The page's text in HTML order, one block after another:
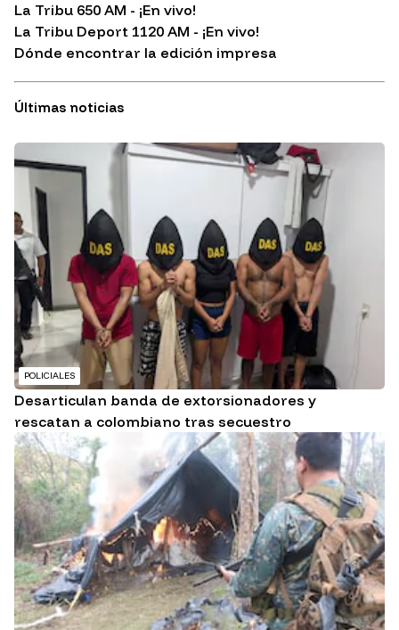
La Tribu 650 AM - ¡En vivo!
La Tribu Deport 1120 AM - ¡En vivo!
Dónde encontrar la edición impresa
Últimas noticias
POLICIALES
Desarticulan banda de extorsionadores y
rescatan a colombiano tras secuestro